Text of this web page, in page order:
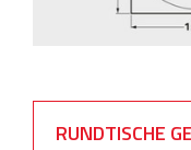
RUNDTISCHE